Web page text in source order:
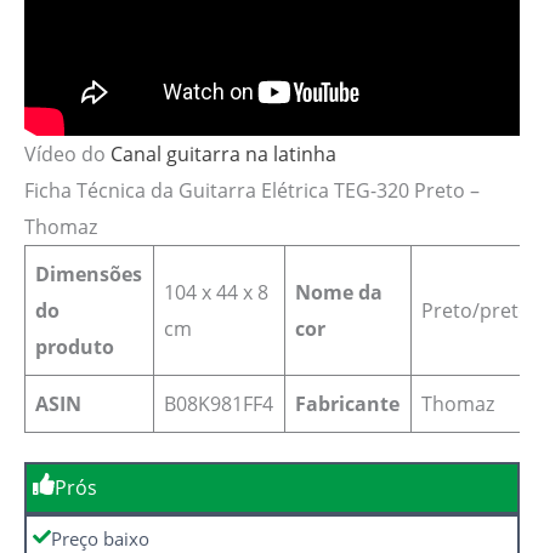
Vídeo do Canal guitarra na latinha
Ficha Técnica da Guitarra Elétrica TEG-320 Preto –
Thomaz
Dimensões
do
produto
‎104 x 44 x 8
cm
Nome da
cor
Preto/preto
ASIN ‎B08K981FF4 Fabricante Thomaz
Prós
Preço baixo